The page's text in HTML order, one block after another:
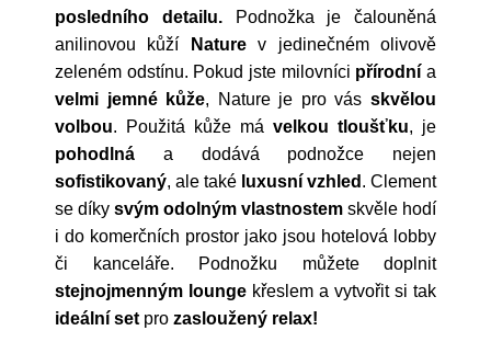
posledního detailu.Podnožka je čalouněná
anilinovou kůží
Naturev jedinečném olivově
zeleném odstínu. Pokud jste milovníci přírodní a
velmi jemné kůže, Nature je pro vásskvělou
volbou. Použitá kůže má velkou tloušťku, je
pohodlná a dodává podnožce nejen
sofistikovaný, ale také luxusní vzhled . Clement
se díky svým odolným vlastnostem skvěle hodí
i do komerčních prostor jako jsou hotelová lobby
či kanceláře. Podnožku můžete doplnit
stejnojmenným lounge křeslem a vytvořit si tak
ideální set pro zasloužený relax!